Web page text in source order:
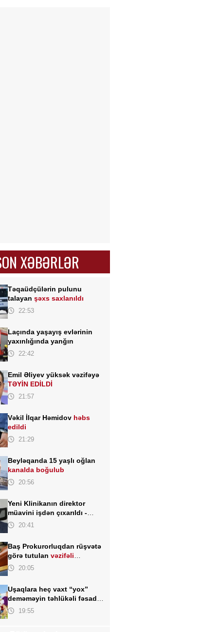
XƏBƏRLƏR
Təqaüdçülərin pulunu
talayanşəxs saxlanıldı
22:53
Laçında yaşayış evlərinin
yaxınlığında yanğın
22:42
Emil Əliyev yüksək vəzifəyə
TƏYİN EDİLDİ
21:57
Vəkil İlqar Həmidov həbs
edildi
21:29
Beyləqanda 15 yaşlı oğlan
kanalda boğulub
20:56
Yeni Klinikanın direktor
müavini işdən çıxarıldı -
FOTO
20:41
Baş Prokurorluqdan rüşvətə
görə tutulanvəzifəli
şəxslərlə bağlı MƏLUMAT
20:05
Uşaqlara heç vaxt “yox”
deməməyin təhlükəli fəsadı –
Psixoloqdan valideynlərə
19:55